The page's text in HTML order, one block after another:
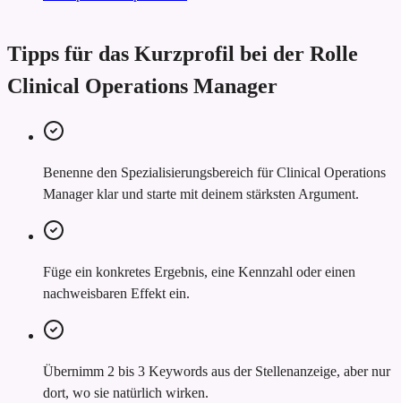
Tipps für das Kurzprofil bei der Rolle
Clinical Operations Manager
Benenne den Spezialisierungsbereich für Clinical Operations
Manager klar und starte mit deinem stärksten Argument.
Füge ein konkretes Ergebnis, eine Kennzahl oder einen
nachweisbaren Effekt ein.
Übernimm 2 bis 3 Keywords aus der Stellenanzeige, aber nur
dort, wo sie natürlich wirken.